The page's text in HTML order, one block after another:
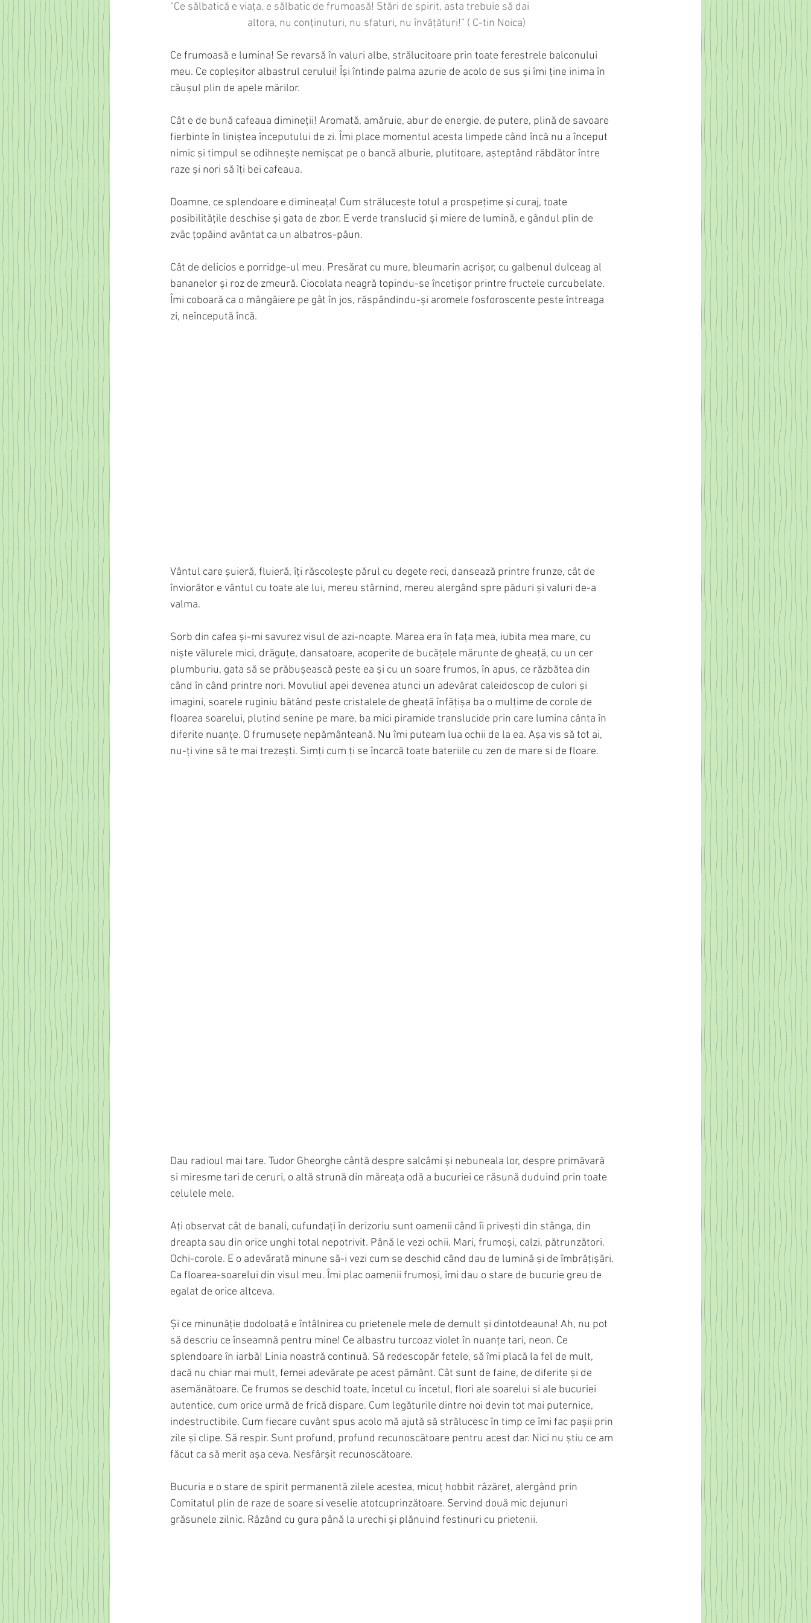
“Ce sălbatică e viața, e sălbatic de frumoasă! Stări de spirit, asta trebuie să dai
                                altora, nu conținuturi, nu sfaturi, nu învățături!” ( C-tin Noica)
Ce frumoasă e lumina! Se revarsă în valuri albe, strălucitoare prin toate ferestrele balconului
meu. Ce copleșitor albastrul cerului! Își întinde palma azurie de acolo de sus și îmi ține inima în
căușul plin de apele mărilor.
Cât e de bună cafeaua dimineții! Aromată, amăruie, abur de energie, de putere, plină de savoare
fierbinte în liniștea începutului de zi. Îmi place momentul acesta limpede când încă nu a început
nimic și timpul se odihnește nemișcat pe o bancă alburie, plutitoare, așteptând răbdător între
raze și nori să îți bei cafeaua.
Doamne, ce splendoare e dimineața! Cum strălucește totul a prospețime și curaj, toate
posibilitățile deschise și gata de zbor. E verde translucid și miere de lumină, e gândul plin de
zvâc țopăind avântat ca un albatros-păun.
Cât de delicios e porridge-ul meu. Presărat cu mure, bleumarin acrișor, cu galbenul dulceag al
bananelor și roz de zmeură. Ciocolata neagră topindu-se încetișor printre fructele curcubelate.
Îmi coboară ca o mângâiere pe gât în jos, răspândindu-și aromele fosforoscente peste întreaga
zi, neîncepută încă.
Vântul care șuieră, fluieră, îți răscolește părul cu degete reci, dansează printre frunze, cât de
înviorător e vântul cu toate ale lui, mereu stârnind, mereu alergând spre păduri și valuri de-a
valma.
Sorb din cafea și-mi savurez visul de azi-noapte. Marea era în fața mea, iubita mea mare, cu
niște vălurele mici, drăguțe, dansatoare, acoperite de bucățele mărunte de gheață, cu un cer
plumburiu, gata să se prăbușească peste ea și cu un soare frumos, în apus, ce răzbătea din
când în când printre nori. Movuliul apei devenea atunci un adevărat caleidoscop de culori și
imagini, soarele ruginiu bătând peste cristalele de gheață înfățișa ba o mulțime de corole de
floarea soarelui, plutind senine pe mare, ba mici piramide translucide prin care lumina cânta în
diferite nuanțe. O frumusețe nepământeană. Nu îmi puteam lua ochii de la ea. Așa vis să tot ai,
nu-ți vine să te mai trezești. Simți cum ți se încarcă toate bateriile cu zen de mare si de floare.
Dau radioul mai tare. Tudor Gheorghe cântă despre salcâmi și nebuneala lor, despre primăvară
si miresme tari de ceruri, o altă strună din măreața odă a bucuriei ce răsună duduind prin toate
celulele mele.
Ați observat cât de banali, cufundați în derizoriu sunt oamenii când îi privești din stânga, din
dreapta sau din orice unghi total nepotrivit. Până le vezi ochii. Mari, frumoși, calzi, pătrunzători.
Ochi-corole. E o adevărată minune să-i vezi cum se deschid când dau de lumină și de îmbrățișări.
Ca floarea-soarelui din visul meu. Îmi plac oamenii frumoși, îmi dau o stare de bucurie greu de
egalat de orice altceva.
Și ce minunăție dodoloață e întâlnirea cu prietenele mele de demult și dintotdeauna! Ah, nu pot
să descriu ce înseamnă pentru mine! Ce albastru turcoaz violet în nuanțe tari, neon. Ce
splendoare în iarbă! Linia noastră continuă. Să redescopăr fetele, să îmi placă la fel de mult,
dacă nu chiar mai mult, femei adevărate pe acest pământ. Cât sunt de faine, de diferite și de
asemănătoare. Ce frumos se deschid toate, încetul cu încetul, flori ale soarelui si ale bucuriei
autentice, cum orice urmă de frică dispare. Cum legăturile dintre noi devin tot mai puternice,
indestructibile. Cum fiecare cuvânt spus acolo mă ajută să strălucesc în timp ce îmi fac pașii prin
zile și clipe. Să respir. Sunt profund, profund recunoscătoare pentru acest dar. Nici nu știu ce am
făcut ca să merit așa ceva. Nesfârșit recunoscătoare.
Bucuria e o stare de spirit permanentă zilele acestea, micuț hobbit râzăreț, alergând prin
Comitatul plin de raze de soare si veselie atotcuprinzătoare. Servind două mic dejunuri
grăsunele zilnic. Râzând cu gura până la urechi și plănuind festinuri cu prietenii.